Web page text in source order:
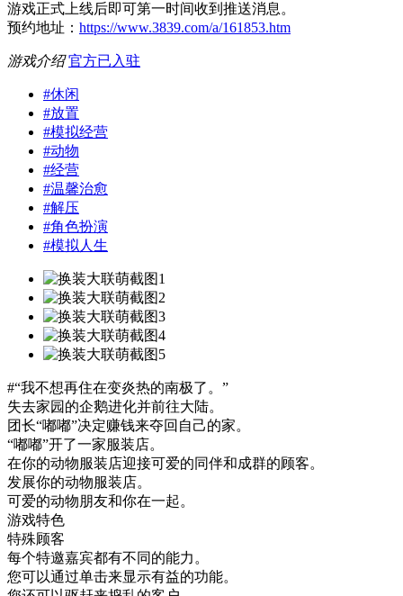
游戏正式上线后即可第一时间收到推送消息。
预约地址： https://www.3839.com/a/161853.htm
游戏介绍 官方已入驻
#休闲
#放置
#模拟经营
#动物
#经营
#温馨治愈
#解压
#角色扮演
#模拟人生
#“我不想再住在变炎热的南极了。”
失去家园的企鹅进化并前往大陆。
团长“嘟嘟”决定赚钱来夺回自己的家。
“嘟嘟”开了一家服装店。
在你的动物服装店迎接可爱的同伴和成群的顾客。
发展你的动物服装店。
可爱的动物朋友和你在一起。
游戏特色
特殊顾客
每个特邀嘉宾都有不同的能力。
您可以通过单击来显示有益的功能。